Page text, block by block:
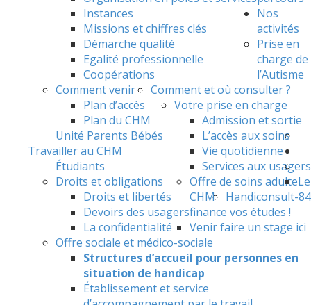
Instances
Missions et chiffres clés
Démarche qualité
Egalité professionnelle
Coopérations
Comment venir
Plan d’accès
Plan du CHM
Comment et où consulter ?
Votre prise en charge
Admission et sortie
L’accès aux soins
Vie quotidienne
Services aux usagers
Droits et obligations
Droits et libertés
Devoirs des usagers
La confidentialité
Nos
activités
Offre de soins adulte
Handiconsult-84
Offre sociale et médico-sociale
Structures d’accueil pour personnes en
situation de handicap
Établissement et service
Prise en
charge de
l’Autisme
Unité Parents Bébés
Travailler au CHM
Étudiants
Le
CHM
finance vos études !
Venir faire un stage ici